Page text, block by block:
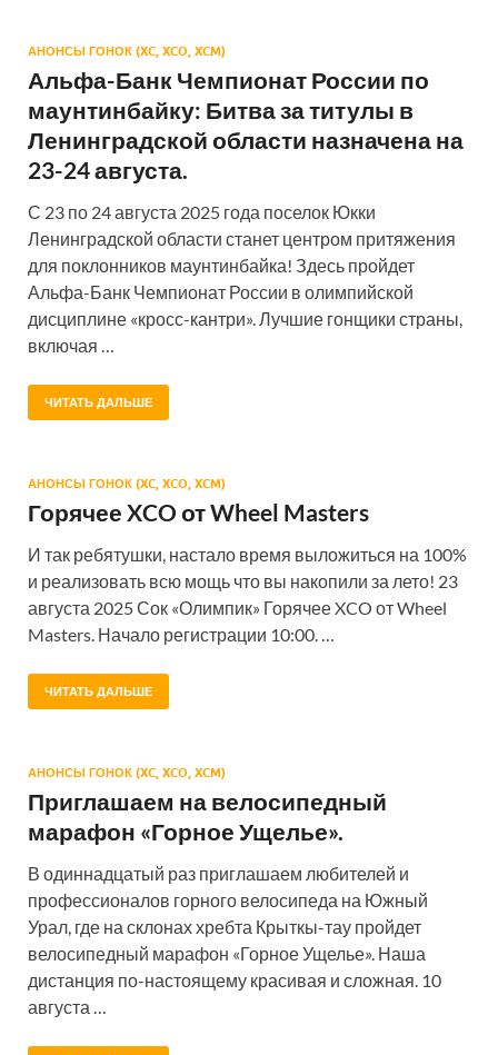
АНОНСЫ ГОНОК (XC, XCO, XCM)
Альфа-Банк Чемпионат России по
маунтинбайку: Битва за титулы в
Ленинградской области назначена на
23-24 августа.
С 23 по 24 августа 2025 года поселок Юкки
Ленинградской области станет центром притяжения
для поклонников маунтинбайка! Здесь пройдет
Альфа-Банк Чемпионат России в олимпийской
дисциплине «кросс-кантри». Лучшие гонщики страны,
включая …
ЧИТАТЬ ДАЛЬШЕ
АНОНСЫ ГОНОК (XC, XCO, XCM)
Горячее XCO от Wheel Masters
И так ребятушки, настало время выложиться на 100%
и реализовать всю мощь что вы накопили за лето! 23
августа 2025 Сок «Олимпик» Горячее XCO от Wheel
Masters. Начало регистрации 10:00. …
ЧИТАТЬ ДАЛЬШЕ
АНОНСЫ ГОНОК (XC, XCO, XCM)
Приглашаем на велосипедный
марафон «Горное Ущелье».
В одиннадцатый раз приглашаем любителей и
профессионалов горного велосипеда на Южный
Урал, где на склонах хребта Крыткы-тау пройдет
велосипедный марафон «Горное Ущелье». Наша
дистанция по-настоящему красивая и сложная. 10
августа …